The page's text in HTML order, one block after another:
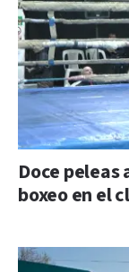
Doce
boxeo en el